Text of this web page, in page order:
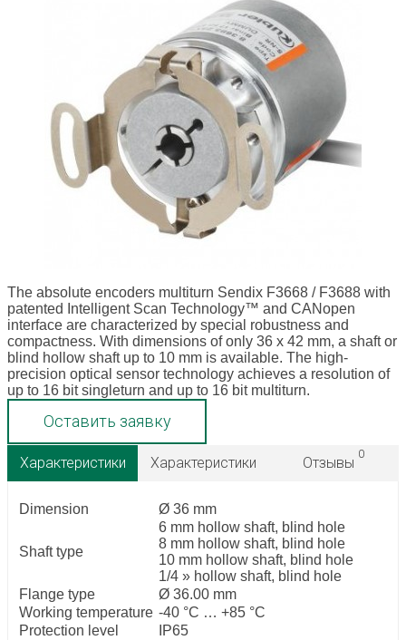
The absolute encoders multiturn Sendix F3668 / F3688 with
patented Intelligent Scan Technology™ and CANopen
interface are characterized by special robustness and
compactness. With dimensions of only 36 x 42 mm, a shaft or
blind hollow shaft up to 10 mm is available. The high-
precision optical sensor technology achieves a resolution of
up to 16 bit singleturn and up to 16 bit multiturn.
Оставить заявку
Характеристики Характеристики Отзывы
0
Dimension Ø 36 mm
Shaft type
6 mm hollow shaft, blind hole
8 mm hollow shaft, blind hole
10 mm hollow shaft, blind hole
1/4 » hollow shaft, blind hole
Flange type
Ø 36.00 mm
Working temperature -40 °C … +85 °C
Protection level
IP65